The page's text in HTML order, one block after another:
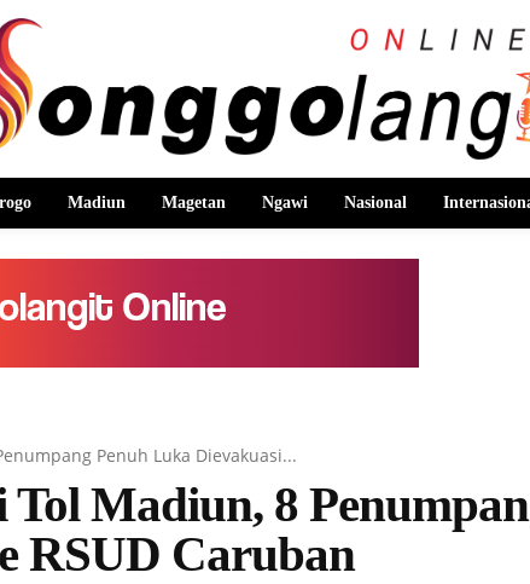
Madiun Magetan Ngawi Nasional
Penuh Luka Dievakuasi...
Madiun, 8
RSUD Caruban